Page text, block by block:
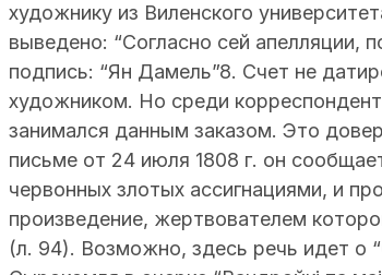
художнику из Виленского
выведено: “Согласно сей апелляции,
подпись: “Ян Дамель”8. Счет не
художником. Но среди
занимался данным заказом. Это
письме от 24 июля 1808 г. он
червонных злотых ассигнациями, и
произведение, жертвователем
(л. 94). Возможно, здесь речь идет о